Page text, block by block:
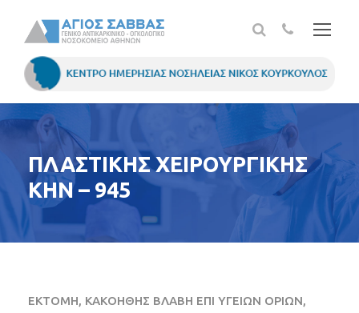
ΠΛΑΣΤΙΚΗΣ ΧΕΙΡΟΥΡΓΙΚΗΣ
ΚΗΝ – 945
ΕΚΤΟΜΗ, ΚΑΚΟΗΘΗΣ ΒΛΑΒΗ ΕΠΙ ΥΓΕΙΩΝ ΟΡΙΩΝ,